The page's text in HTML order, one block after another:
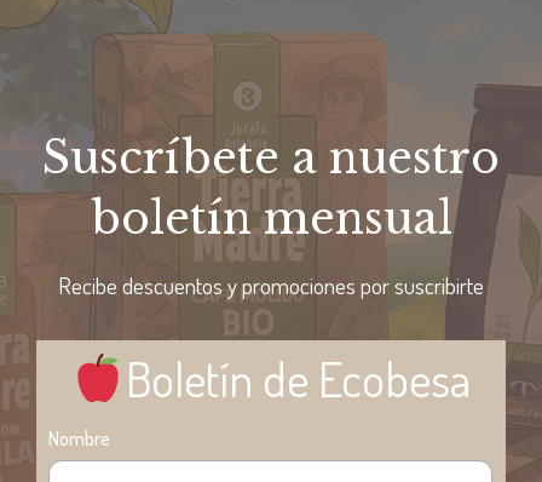
Suscríbete a nuestro
boletín mensual
Recibe descuentos y promociones por suscribirte
Boletín de Ecobesa
Nombre